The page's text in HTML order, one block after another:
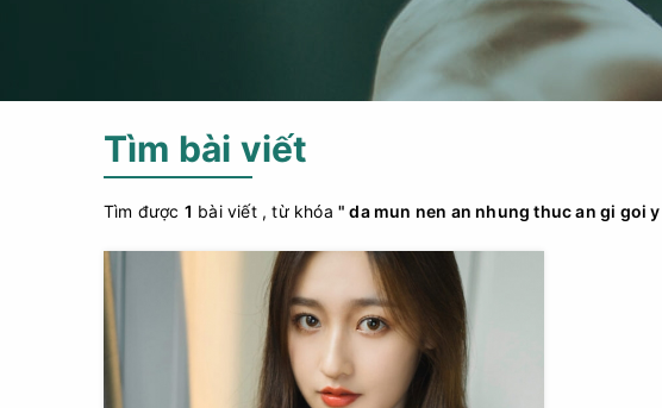
Tìm bài viết
Tìm được 1 bài viết , từ khóa" da mun nen an nhung thuc an gi goi